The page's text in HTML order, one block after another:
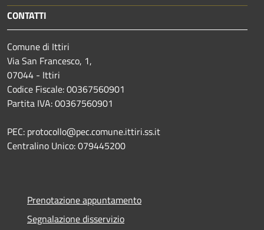
CONTATTI
Comune di Ittiri
Via San Francesco, 1,
07044 - Ittiri
Codice Fiscale: 00367560901
Partita IVA: 00367560901
PEC: protocollo@pec.comune.ittiri.ss.it
Centralino Unico: 079445200
Prenotazione appuntamento
Segnalazione disservizio